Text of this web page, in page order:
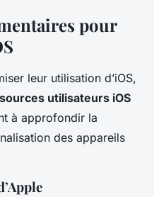
pour
leur utilisation d’iOS,
utilisateurs iOS
à approfondir la
des appareils